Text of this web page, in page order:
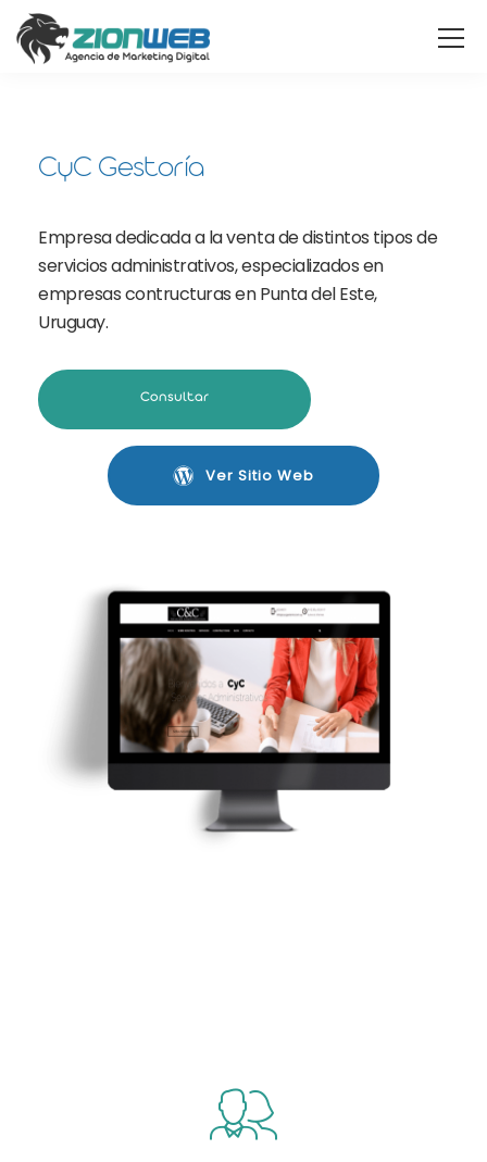
CyC Gestoría
Empresa dedicada a la venta de distintos tipos de
servicios administrativos, especializados en
empresas contructuras en Punta del Este,
Uruguay.
Consultar
Ver Sitio Web